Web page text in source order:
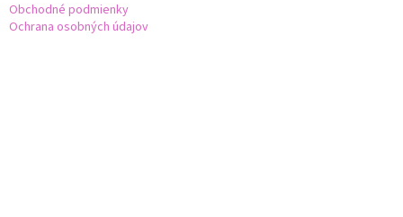
Obchodné podmienky
Ochrana osobných údajov